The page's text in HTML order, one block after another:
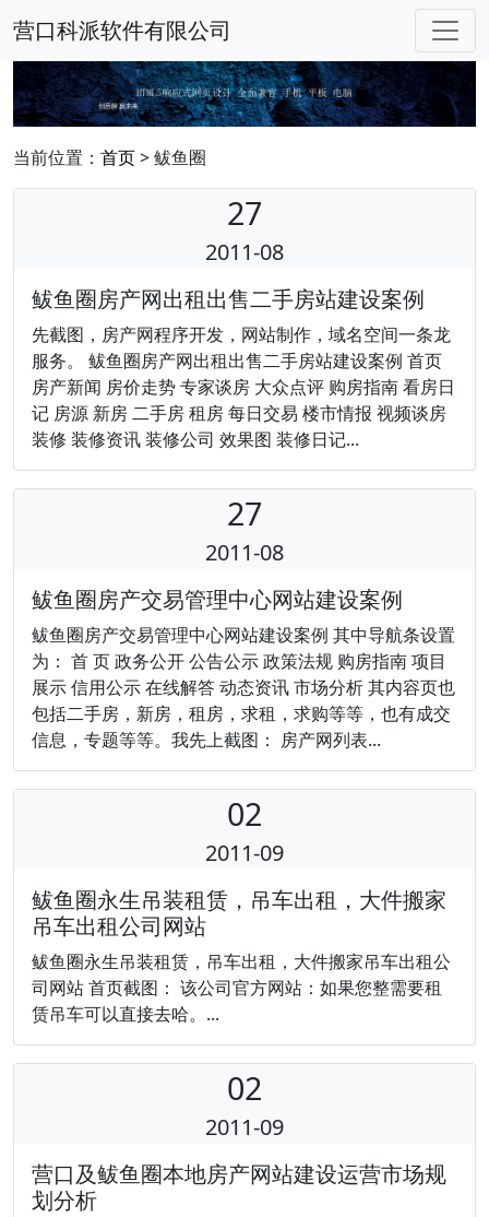
营口科派软件有限公司
当前位置： 首页> 鲅鱼圈
27
2011-08
鲅鱼圈房产网出租出售二手房站建设案例
先截图，房产网程序开发，网站制作，域名空间一条龙
服务。 鲅鱼圈房产网出租出售二手房站建设案例 首页
房产新闻 房价走势 专家谈房 大众点评 购房指南 看房日
记 房源 新房 二手房 租房 每日交易 楼市情报 视频谈房
装修 装修资讯 装修公司 效果图 装修日记...
27
2011-08
鲅鱼圈房产交易管理中心网站建设案例
鲅鱼圈房产交易管理中心网站建设案例 其中导航条设置
为： 首 页 政务公开 公告公示 政策法规 购房指南 项目
展示 信用公示 在线解答 动态资讯 市场分析 其内容页也
包括二手房，新房，租房，求租，求购等等，也有成交
信息，专题等等。我先上截图： 房产网列表...
02
2011-09
鲅鱼圈永生吊装租赁，吊车出租，大件搬家
吊车出租公司网站
鲅鱼圈永生吊装租赁，吊车出租，大件搬家吊车出租公
司网站 首页截图： 该公司官方网站：如果您整需要租
赁吊车可以直接去哈。...
02
2011-09
营口及鲅鱼圈本地房产网站建设运营市场规
划分析